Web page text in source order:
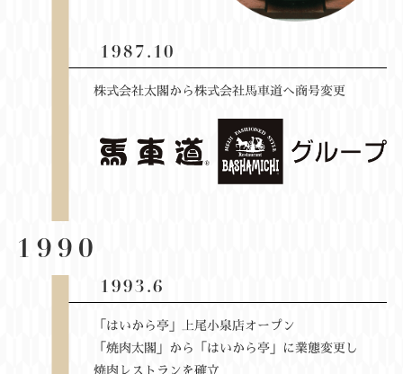
1987.10
株式会社太閣から株式会社馬車道へ商号変更
1990
1993.6
「はいから亭」上尾小泉店オープン
「焼肉太閣」から「はいから亭」に業態変更し
焼肉レストランを確立